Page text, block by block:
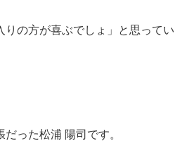
りの方が喜ぶでしょ」と思ってい
った松浦 陽司です。